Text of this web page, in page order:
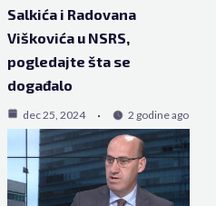
Salkića i Radovana
Viškovića u NSRS,
pogledajte šta se
događalo
dec 25, 2024 2 godine ago